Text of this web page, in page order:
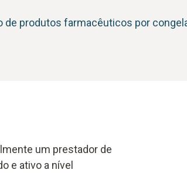
de produtos farmacêuticos por
um prestador de
e ativo a nível